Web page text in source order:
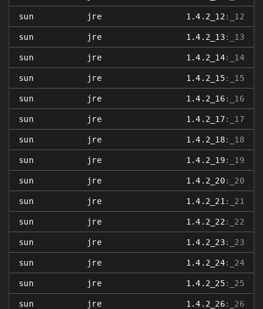
sun jre 1.4.2_12 :_12
sun jre 1.4.2_13:_13
sun jre 1.4.2_14:_14
sun jre 1.4.2_15:_15
sun jre 1.4.2_16:_16
sun jre 1.4.2_17:_17
sun jre 1.4.2_18:_18
sun jre 1.4.2_19:_19
sun jre 1.4.2_20:_20
sun jre 1.4.2_21 :_21
sun jre 1.4.2_22 :_22
sun jre 1.4.2_23:_23
sun jre 1.4.2_24:_24
sun jre 1.4.2_25:_25
sun jre 1.4.2_26:_26